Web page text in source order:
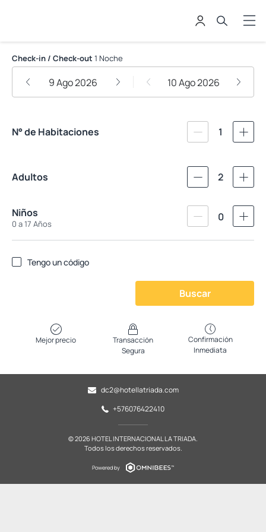
HOTEL INTERNACIONAL LA
Check-in / Check-out 1 Noche
9 Ago 2026 10 Ago 2026
N° de Habitaciones 1
Adultos 2
Niños
0 a 17 Años
0
Tengo un código
Buscar
Mejor precio
Transacción
Segura
Confirmación
Inmediata
dc2@hotellatriada.com
+576076422410
© 2026 HOTEL INTERNACIONAL LA TRIADA.
Todos los derechos reservados.
Powered by